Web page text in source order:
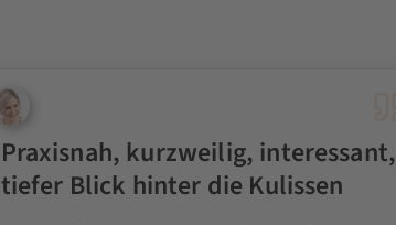
Praxisnah, kurzweilig, interessant,
tiefer Blick hinter die Kulissen